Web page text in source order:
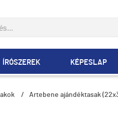
ÍRÓSZEREK KÉPESLAP
/ Artebene ajándéktasak